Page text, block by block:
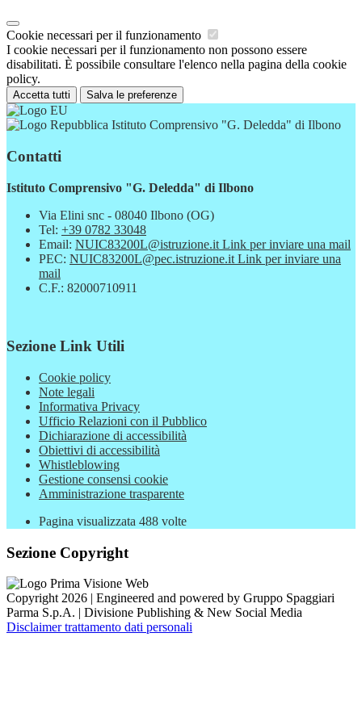
Cookie necessari per il funzionamento
I cookie necessari per il funzionamento non possono essere
disabilitati. È possibile consultare l'elenco nella pagina della cookie
policy.
Accetta tutti Salva le preferenze
Istituto Comprensivo "G. Deledda" di Ilbono
Contatti
Istituto Comprensivo "G. Deledda" di Ilbono
Via Elini snc - 08040 Ilbono (OG)
Tel: +39 0782 33048
Email: NUIC83200L@istruzione.it Link per inviare una mail
PEC: NUIC83200L@pec.istruzione.it Link per inviare una
mail
C.F.: 82000710911
Sezione Link Utili
Cookie policy
Note legali
Informativa Privacy
Ufficio Relazioni con il Pubblico
Dichiarazione di accessibilità
Obiettivi di accessibilità
Whistleblowing
Gestione consensi cookie
Amministrazione trasparente
Pagina visualizzata 488 volte
Sezione Copyright
Copyright 2026 | Engineered and powered by Gruppo Spaggiari
Parma S.p.A. | Divisione Publishing & New Social Media
Disclaimer trattamento dati personali